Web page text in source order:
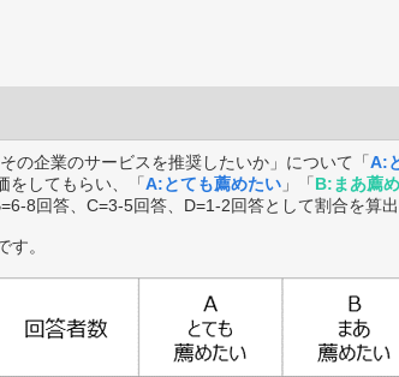
の企業のサービスを推奨したいか」について「A:
をしてもらい、「A:とても薦めたい 」「B:まあ薦
8回答、C=3-5回答、D=1-2回答として割合を算出
。